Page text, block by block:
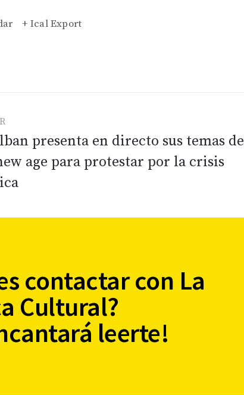
+ Ical Export
presenta en directo sus temas de
age para protestar por la crisis
contactar con La
Cultural?
leerte!